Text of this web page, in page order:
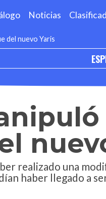
Noticias
del nuevo Yaris
realizado una
haber llegado a